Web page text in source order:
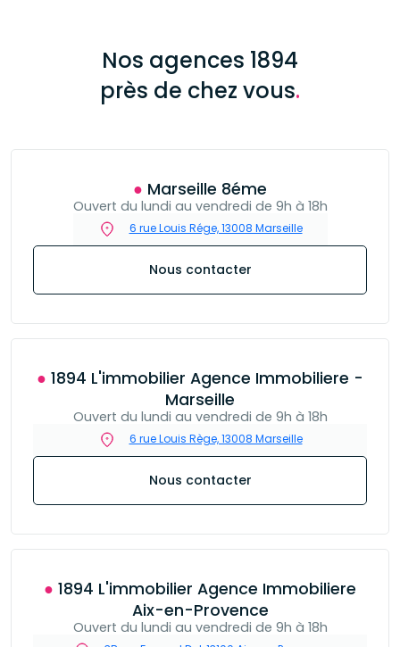
Nos agences 1894
près de chez vous.
● Marseille 8éme
Ouvert du lundi au vendredi de 9h à 18h
6 rue Louis Rége, 13008 Marseille
Nous contacter
● 1894 L'immobilier Agence Immobiliere -
Marseille
Ouvert du lundi au vendredi de 9h à 18h
6 rue Louis Rège, 13008 Marseille
Nous contacter
● 1894 L'immobilier Agence Immobiliere
Aix-en-Provence
Ouvert du lundi au vendredi de 9h à 18h